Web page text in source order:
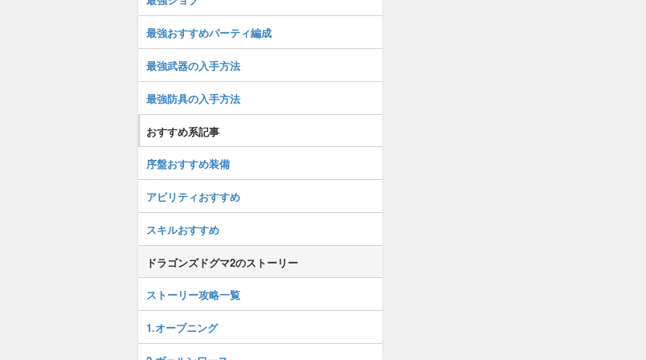
最強おすすめパーティ編成
最強武器の入手方法
最強防具の入手方法
おすすめ系記事
序盤おすすめ装備
アビリティおすすめ
スキルおすすめ
ドラゴンズドグマ2のストーリー
ストーリー攻略一覧
1.オープニング